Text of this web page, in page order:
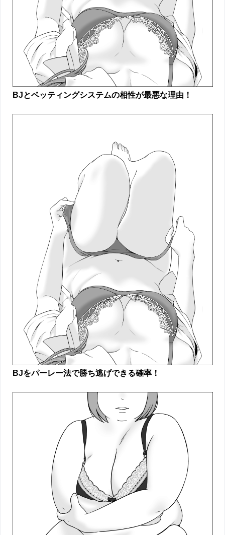
BJとベッティングシステムの相性が最悪な理由！
BJをパーレー法で勝ち逃げできる確率！